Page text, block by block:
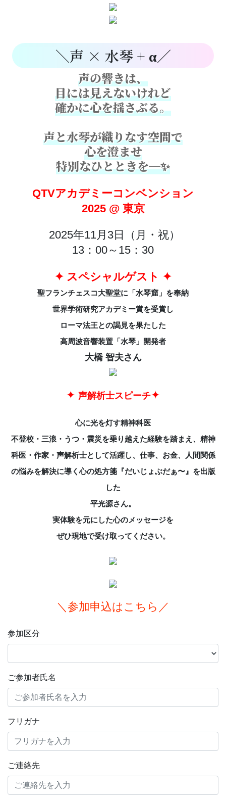
＼声 × 水琴 + α／
声の響きは、
目には見えないけれど
確かに心を揺さぶる。
声と水琴が織りなす空間で
心を澄ませ
特別なひとときを─✨
QTVアカデミーコンベンション
2025 @ 東京
2025年11月3日（月・祝）
13：00～15：30
✦ スペシャルゲスト ✦
聖フランチェスコ大聖堂に「水琴窟」を奉納
世界学術研究アカデミー賞を受賞し
ローマ法王との謁見を果たした
高周波音響装置「水琴」開発者
大橋 智夫さん
✦ 声解析士スピーチ✦
心に光を灯す精神科医
不登校・三浪・うつ・震災を乗り越えた経験を踏まえ、精神
科医・作家・声解析士として活躍し、仕事、お金、人間関係
の悩みを解決に導く心の処方箋『だいじょぶだぁ〜』を出版
した
平光源さん。
実体験を元にした心のメッセージを
ぜひ現地で受け取ってください。
＼参加申込はこちら／
参加区分
ご参加者氏名
フリガナ
ご連絡先